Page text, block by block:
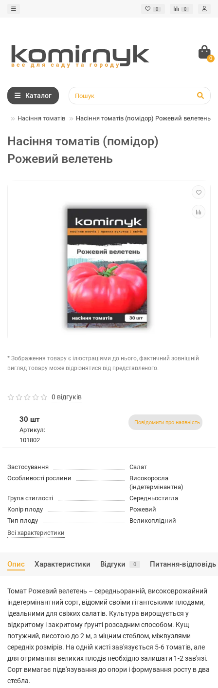
0 0
0
Каталог
Насіння томатів Насіння томатів (помідор) Рожевий велетень
Насіння томатів (помідор)
Рожевий велетень
* Зображення товару є ілюстраціями до нього, фактичний зовнішній
вигляд товару може відрізнятися від представленого.
0 відгуків
30 шт
Артикул:
101802
Повідомити про наявність
Застосування
Салат
Особливості рослини
Високоросла
(індетермінантна)
Група стиглості
Середньостигла
Колір плоду
Рожевий
Тип плоду
Великоплідний
Всі характеристики
Опис Характеристики Відгуки 0 Питання-відповідь
Томат Рожевий велетень – середньоранній, високоврожайний
індетермінантний сорт, відомий своїми гігантськими плодами,
ідеальними для свіжих салатів. Культура вирощується у
відкритому і закритому ґрунті розсадним способом. Кущ
потужний, висотою до 2 м, з міцним стеблом, міжвузлями
середніх розмірів. На одній кисті зав'язується 5-6 томатів, але
для отримання великих плодів необхідно залишати 1-2 зав'язі.
Сорт вимагає підв'язування до опори і формування росту в два
стебла.